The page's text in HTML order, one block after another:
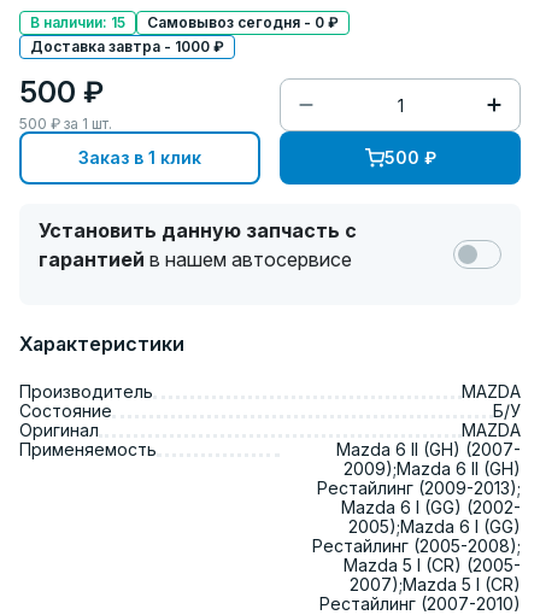
В наличии: 15
Самовывоз сегодня - 0 ₽
Доставка завтра - 1000 ₽
500 ₽
500 ₽ за 1 шт.
Заказ в 1 клик 500 ₽
Установить данную запчасть с
гарантией в нашем автосервисе
Характеристики
Производитель
MAZDA
Состояние
Б/У
Оригинал
MAZDA
Применяемость
Mazda 6 II (GH) (2007-
2009);Mazda 6 II (GH)
Рестайлинг (2009-2013);
Mazda 6 I (GG) (2002-
2005);Mazda 6 I (GG)
Рестайлинг (2005-2008);
Mazda 5 I (CR) (2005-
2007);Mazda 5 I (CR)
Рестайлинг (2007-2010)